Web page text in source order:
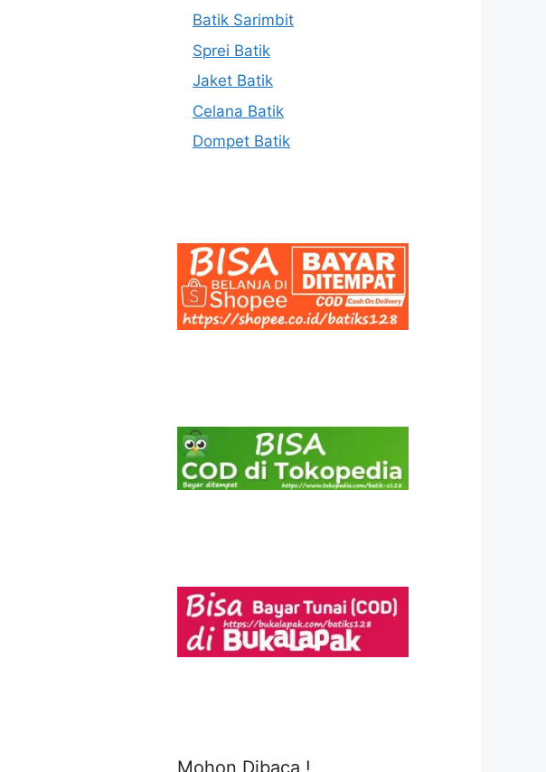
Batik Sarimbit
Sprei Batik
Jaket Batik
Celana Batik
Dompet Batik
Mohon Dibaca !